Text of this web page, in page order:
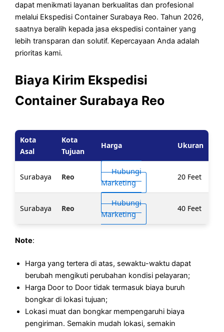
dapat menikmati layanan berkualitas dan profesional
melalui Ekspedisi Container Surabaya Reo. Tahun 2026,
saatnya beralih kepada jasa ekspedisi container yang
lebih transparan dan solutif. Kepercayaan Anda adalah
prioritas kami.
Biaya Kirim Ekspedisi
Container Surabaya Reo
Kota
Asal
Kota
Tujuan
Harga Ukuran
Surabaya Reo
Hubungi
Marketing
20 Feet
Surabaya Reo
Hubungi
Marketing
40 Feet
Note:
Harga yang tertera di atas, sewaktu-waktu dapat
berubah mengikuti perubahan kondisi pelayaran;
Harga Door to Door tidak termasuk biaya buruh
bongkar di lokasi tujuan;
Lokasi muat dan bongkar mempengaruhi biaya
pengiriman. Semakin mudah lokasi, semakin